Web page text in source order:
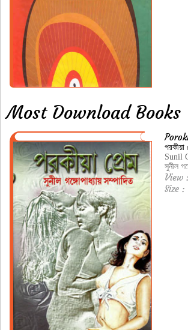
Most Download Books
পরকীয়া
Sunil
সুনীল
View
Size